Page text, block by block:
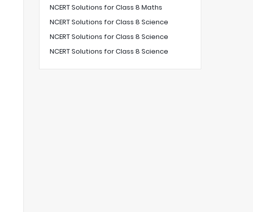
NCERT Solutions for Class 8 Maths
NCERT Solutions for Class 8 Science
NCERT Solutions for Class 8 Science
NCERT Solutions for Class 8 Science